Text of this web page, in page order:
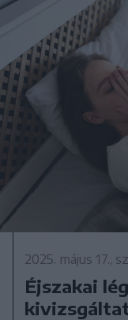
2025. május 17.,
Éjszakai